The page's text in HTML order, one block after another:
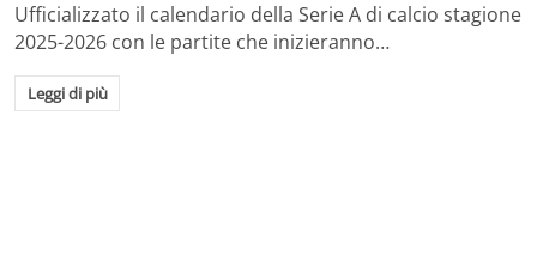
Ufficializzato il calendario della Serie A di calcio stagione
2025-2026 con le partite che inizieranno…
Leggi di più